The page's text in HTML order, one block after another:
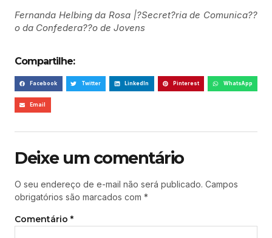
Fernanda Helbing da Rosa |?Secret?ria de Comunica??
o da Confedera??o de Jovens
Compartilhe:
Facebook Twitter LinkedIn Pinterest WhatsApp
Email
Deixe um comentário
O seu endereço de e-mail não será publicado. Campos
obrigatórios são marcados com *
Comentário *